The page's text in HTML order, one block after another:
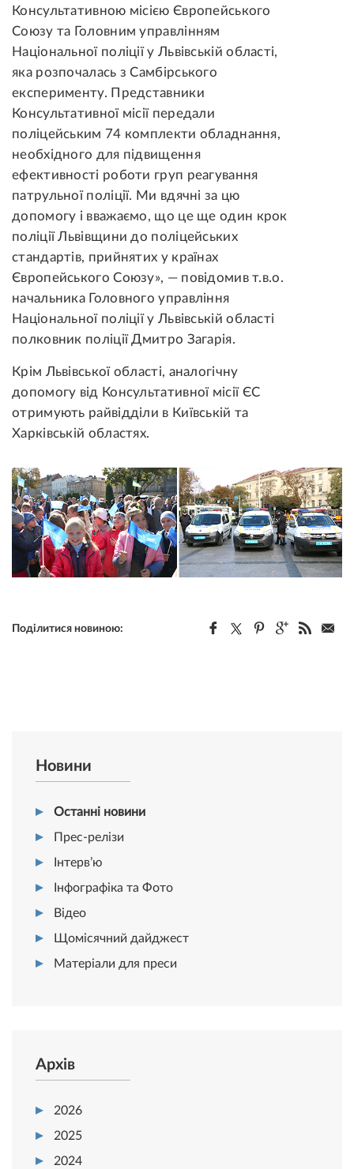
Консультативною місією Європейського
Союзу та Головним управлінням
Національної поліції у Львівській області,
яка розпочалась з Самбірського
експерименту. Представники
Консультативної місії передали
поліцейським 74 комплекти обладнання,
необхідного для підвищення
ефективності роботи груп реагування
патрульної поліції. Ми вдячні за цю
допомогу і вважаємо, що це ще один крок
поліції Львівщини до поліцейських
стандартів, прийнятих у країнах
Європейського Союзу», — повідомив т.в.о.
начальника Головного управління
Національної поліції у Львівській області
полковник поліції Дмитро Загарія.
Крім Львівської області, аналогічну
допомогу від Консультативної місії ЄС
отримують райвідділи в Київській та
Харківській областях.
Поділитися новиною:
Новини
Останні новини
Прес-релізи
Інтерв’ю
Інфографіка та Фото
Відео
Щомісячний дайджест
Матеріали для преси
Архів
2026
2025
2024